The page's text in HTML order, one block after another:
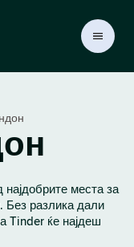
места за
Без разлика дали
Tinder ќе најдеш